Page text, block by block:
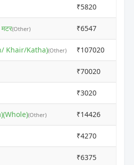
₹5820
(Other) ₹6547
Khair/Katha)(Other) ₹107020
₹70020
₹3020
(Other) ₹14426
₹4270
₹6375